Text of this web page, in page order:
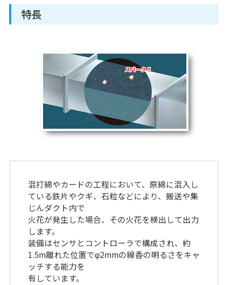
特長
混打綿やカードの工程において、原綿に混入し
ている鉄片やクギ、石粒などにより、搬送や集
じんダクト内で
火花が発生した場合、その火花を検出して出力
します。
装備はセンサとコントローラで構成され、約
1.5m離れた位置でφ2mmの線香の明るさをキャ
ッチする能力を
有しています。